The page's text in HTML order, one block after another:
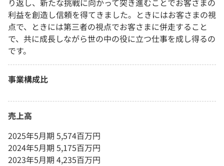
り返し、新たな挑戦に向かって突き進むことでお客さまの
利益を創造し信頼を得てきました。ときにはお客さまの視
点で、ときには第三者の視点でお客さまに併走すること
で、共に成長しながら世の中の役に立つ仕事を成し得るの
です。
事業構成比
売上高
2025年5月期 5,574百万円
2024年5月期 5,175百万円
2023年5月期 4,235百万円